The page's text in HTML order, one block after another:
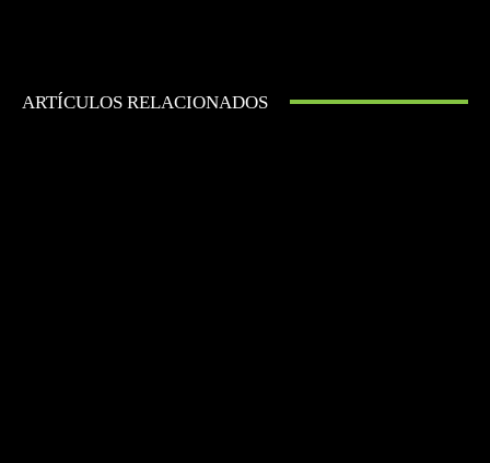
ARTÍCULOS RELACIONADOS